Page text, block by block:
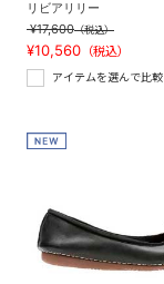
リビアリリー
¥17,600（税込）
¥10,560 （税込）
アイテムを選んで比較